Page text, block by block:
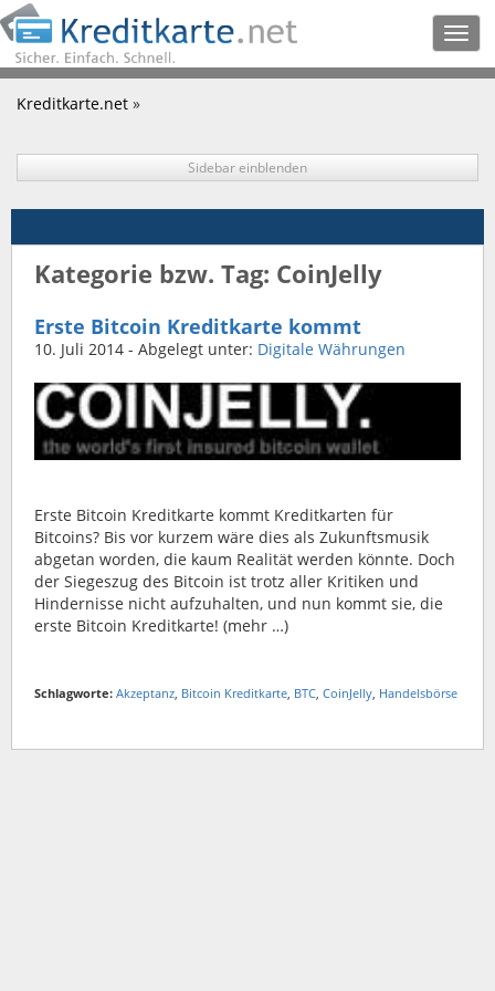
Kreditkarte.net »
Sidebar einblenden
Kategorie bzw. Tag: CoinJelly
Erste Bitcoin Kreditkarte kommt
10. Juli 2014 - Abgelegt unter: Digitale Währungen
Erste Bitcoin Kreditkarte kommt Kreditkarten für
Bitcoins? Bis vor kurzem wäre dies als Zukunftsmusik
abgetan worden, die kaum Realität werden könnte. Doch
der Siegeszug des Bitcoin ist trotz aller Kritiken und
Hindernisse nicht aufzuhalten, und nun kommt sie, die
erste Bitcoin Kreditkarte! (mehr …)
Schlagworte: Akzeptanz Bitcoin Kreditkarte BTC CoinJelly Handelsbörse